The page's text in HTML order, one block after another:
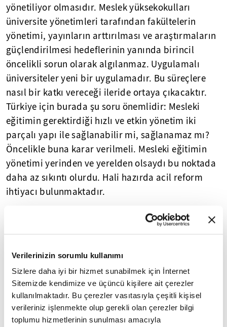
Verilerinizin sorumlu kullanımı
Sizlere daha iyi bir hizmet sunabilmek için İnternet
Sitemizde kendimize ve üçüncü kişilere ait çerezler
kullanılmaktadır. Bu çerezler vasıtasıyla çeşitli kişisel
verileriniz işlenmekte olup gerekli olan çerezler bilgi
toplumu hizmetlerinin sunulması amacıyla
yönetiliyor olmasıdır. Meslek yüksekokulları
üniversite yönetimleri tarafından fakültelerin
yönetimi, yayınların arttırılması ve araştırmaların
güçlendirilmesi hedeflerinin yanında birincil
öncelikli sorun olarak algılanmaz. Uygulamalı
üniversiteler yeni bir uygulamadır. Bu süreçlere
nasıl bir katkı vereceği ileride ortaya çıkacaktır.
Türkiye için burada şu soru önemlidir: Mesleki
eğitimin gerektirdiği hızlı ve etkin yönetim iki
parçalı yapı ile sağlanabilir mi, sağlanamaz mı?
Öncelikle buna karar verilmeli. Mesleki eğitimin
yönetimi yerinden ve yerelden olsaydı bu noktada
daha az sıkıntı olurdu. Hali hazırda acil reform
ihtiyacı bulunmaktadır.
Mesleki eğitim veren liselerde eğitim alan
genişletmek mesleki eğitimin tercih edilebilirliğini
arttıracaktır. Bu nedenle meslek liselerinden
meslek yüksekokullarına, meslek
yüksekokullarından lisans programlarına geçişin
imkanları genişletilebilir.